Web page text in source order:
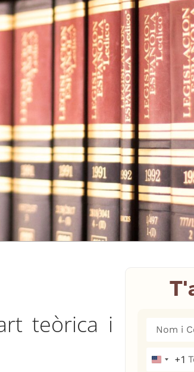
teòrica i
United
+1